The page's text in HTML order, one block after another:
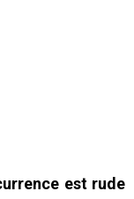
est rude